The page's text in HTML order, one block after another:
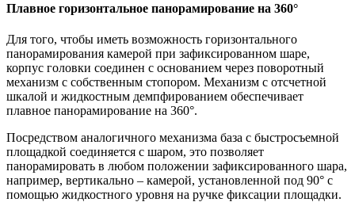
Плавное горизонтальное панорамирование на 360°
Для того, чтобы иметь возможность горизонтального
панорамирования камерой при зафиксированном шаре,
корпус головки соединен с основанием через поворотный
механизм с собственным стопором. Механизм с отсчетной
шкалой и жидкостным демпфированием обеспечивает
плавное панорамирование на 360°.
Посредством аналогичного механизма база с быстросъемной
площадкой соединяется с шаром, это позволяет
панорамировать в любом положении зафиксированного шара,
например, вертикально – камерой, установленной под 90° с
помощью жидкостного уровня на ручке фиксации площадки.